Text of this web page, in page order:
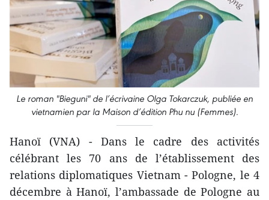
Le roman "Bieguni" de l’écrivaine Olga Tokarczuk, publiée en
vietnamien par la Maison d’édition Phu nu (Femmes).
Hanoï (VNA) - Dans le cadre des activités
célébrant les 70 ans de l’établissement des
relations diplomatiques Vietnam - Pologne, le 4
décembre à Hanoï, l’ambassade de Pologne au